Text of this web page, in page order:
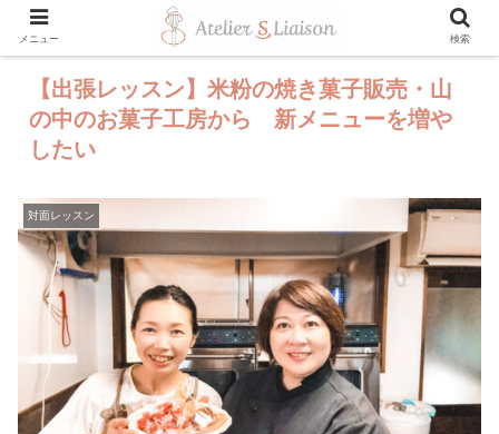
【出張レッスン】米粉の焼き菓子販売・山
の中のお菓子工房から 新メニューを増や
したい
対面レッスン
メニュー 検索